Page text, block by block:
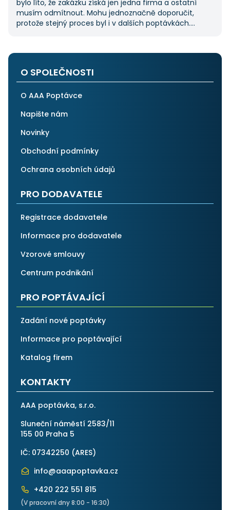
bylo líto, že zakázku získá jen jedna firma a ostatní
musím odmítnout. Mohu jednoznačně doporučit,
protože stejný proces byl i v dalších poptávkách.
O SPOLEČNOSTI
O AAA Poptávce
Napište nám
Novinky
Obchodní podmínky
Ochrana osobních údajů
PRO DODAVATELE
Registrace dodavatele
Informace pro dodavatele
Vzorové smlouvy
Centrum podnikání
PRO POPTÁVAJÍCÍ
Zadání nové poptávky
Informace pro poptávající
Katalog firem
KONTAKTY
AAA poptávka, s.r.o.
Sluneční náměstí 2583/11
155 00 Praha 5
IČ: 07342250 (ARES)
info@aaapoptavka.cz
+420 222 551 815
(V pracovní dny 8:00 - 16:30)